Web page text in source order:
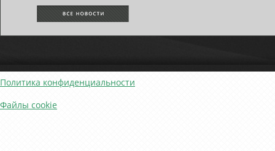
Политика конфиденциальности
Файлы cookie